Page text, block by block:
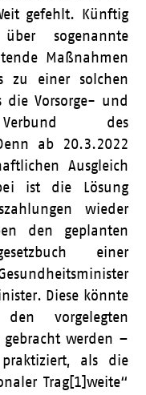
gefehlt. Künftig
sogenannte
Maßnahmen
zu einer solchen
die Vorsorge- und
des
ab 20.3.2022
Ausgleich
ist die Lösung
wieder
den geplanten
einer
Diese könnte
vorgelegten
gebracht werden –
als die
Trag[1]weite“